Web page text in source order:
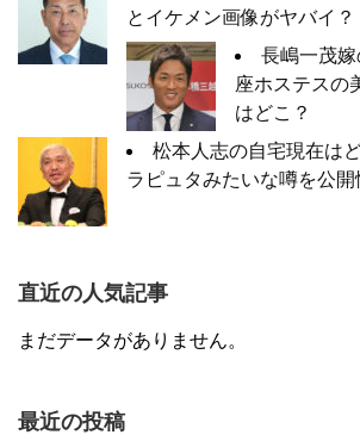
とイケメン画像がヤバイ？
長嶋一茂
座ホステスの
はどこ？
松本人志の自宅現在は
ラピュタみたいな噂を公開
直近の人気記事
まだデータがありません。
最近の投稿